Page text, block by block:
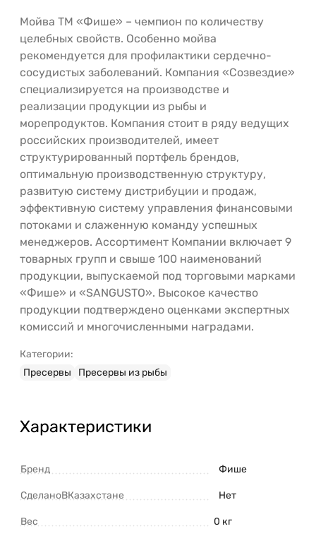
Мойва ТМ «Фише» – чемпион по количеству
целебных свойств. Особенно мойва
рекомендуется для профилактики сердечно-
сосудистых заболеваний. Компания «Созвездие»
специализируется на производстве и
реализации продукции из рыбы и
морепродуктов. Компания стоит в ряду ведущих
российских производителей, имеет
структурированный портфель брендов,
оптимальную производственную структуру,
развитую систему дистрибуции и продаж,
эффективную систему управления финансовыми
потоками и слаженную команду успешных
менеджеров. Ассортимент Компании включает 9
товарных групп и свыше 100 наименований
продукции, выпускаемой под торговыми марками
«Фише» и «SANGUSTO». Высокое качество
продукции подтверждено оценками экспертных
комиссий и многочисленными наградами.
Категории:
Пресервы
Пресервы из рыбы
Характеристики
Бренд Фише
СделаноВКазахстане Нет
Вес 0 кг